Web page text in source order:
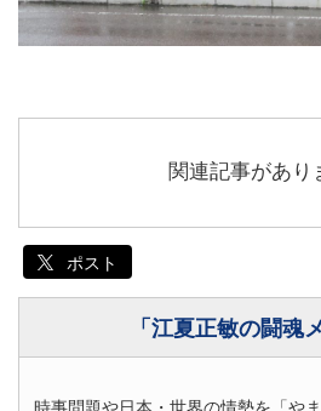
関連記事があり
ポスト
「江夏正敏の闘魂